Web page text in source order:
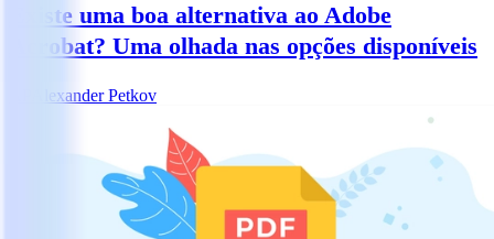
Existe uma boa alternativa ao Adobe
Acrobat? Uma olhada nas opções disponíveis
Alexander Petkov